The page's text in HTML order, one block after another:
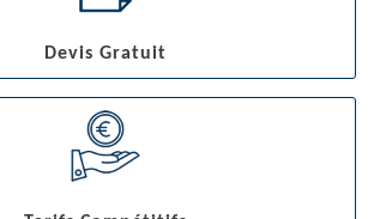
Devis Gratuit